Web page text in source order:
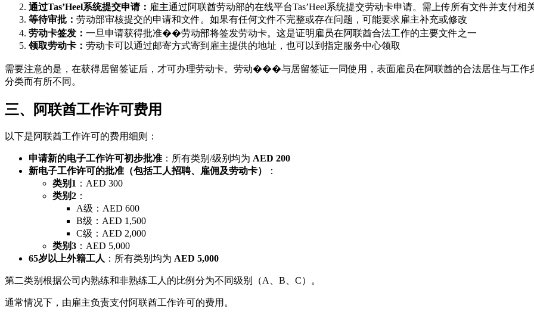
通过Tas’Heel系统提交申请： 雇主通过阿联酋劳动部的在线平台Tas’Heel系统提交劳动卡申请。需上传所有文件并支付相
等待审批： 劳动部审核提交的申请和文件。如果有任何文件不完整或存在问题，可能要求雇主补充或修改
劳动卡签发： 一旦申请获得批准��劳动部将签发劳动卡。这是证明雇员在阿联酋合法工作的主要文件之一
领取劳动卡： 劳动卡可以通过邮寄方式寄到雇主提供的地址，也可以到指定服务中心领取
需要注意的是，在获得居留签证后，才可办理劳动卡。劳动���与居留签证一同使用，表面雇员在阿联酋的合法居住与工
分类而有所不同。
三、阿联酋工作许可费用
以下是阿联酋工作许可的费用细则：
申请新的电子工作许可初步批准 ：所有类别/级别均为 AED 200
新电子工作许可的批准（包括工人招聘、雇佣及劳动卡）
：
类别1 ：AED 300
类别2 ：
A级：AED 600
B级：AED 1,500
C级：AED 2,000
类别3 ：AED 5,000
65岁以上外籍工人 ：所有类别均为 AED 5,000
第二类别根据公司内熟练和非熟练工人的比例分为不同级别（A、B、C）。
通常情况下，由雇主负责支付阿联酋工作许可的费用。